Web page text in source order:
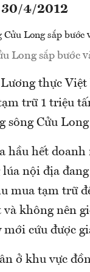
30/4/2012
Long sắp bước
thực
trữ 1 triệu
sông Cửu
hầu hết
nội địa
mua tạm trữ
không nên
mới cứu được
ở khu vực